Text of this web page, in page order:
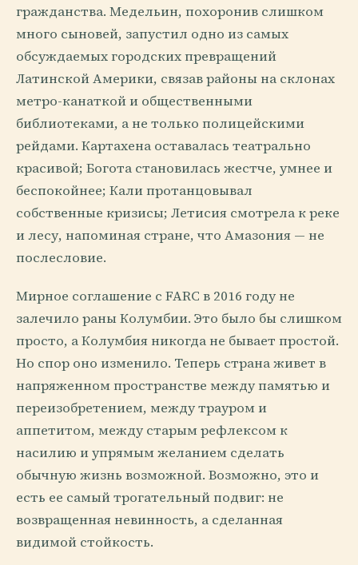
гражданства. Медельин, похоронив слишком
много сыновей, запустил одно из самых
обсуждаемых городских превращений
Латинской Америки, связав районы на склонах
метро-канаткой и общественными
библиотеками, а не только полицейскими
рейдами. Картахена оставалась театрально
красивой; Богота становилась жестче, умнее и
беспокойнее; Кали протанцовывал
собственные кризисы; Летисия смотрела к реке
и лесу, напоминая стране, что Амазония — не
послесловие.
Мирное соглашение с FARC в 2016 году не
залечило раны Колумбии. Это было бы слишком
просто, а Колумбия никогда не бывает простой.
Но спор оно изменило. Теперь страна живет в
напряженном пространстве между памятью и
переизобретением, между трауром и
аппетитом, между старым рефлексом к
насилию и упрямым желанием сделать
обычную жизнь возможной. Возможно, это и
есть ее самый трогательный подвиг: не
возвращенная невинность, а сделанная
видимой стойкость.